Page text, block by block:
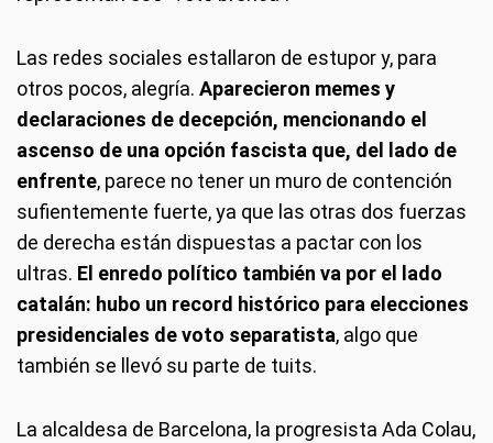
Las redes sociales estallaron de estupor y, para
otros pocos, alegría. Aparecieron memes y
declaraciones de decepción, mencionando el
ascenso de una opción fascista que, del lado de
enfrente, parece no tener un muro de contención
sufientemente fuerte, ya que las otras dos fuerzas
de derecha están dispuestas a pactar con los
ultras. El enredo político también va por el lado
catalán: hubo un record histórico para elecciones
presidenciales de voto separatista, algo que
también se llevó su parte de tuits.
La alcaldesa de Barcelona, la progresista Ada Colau,